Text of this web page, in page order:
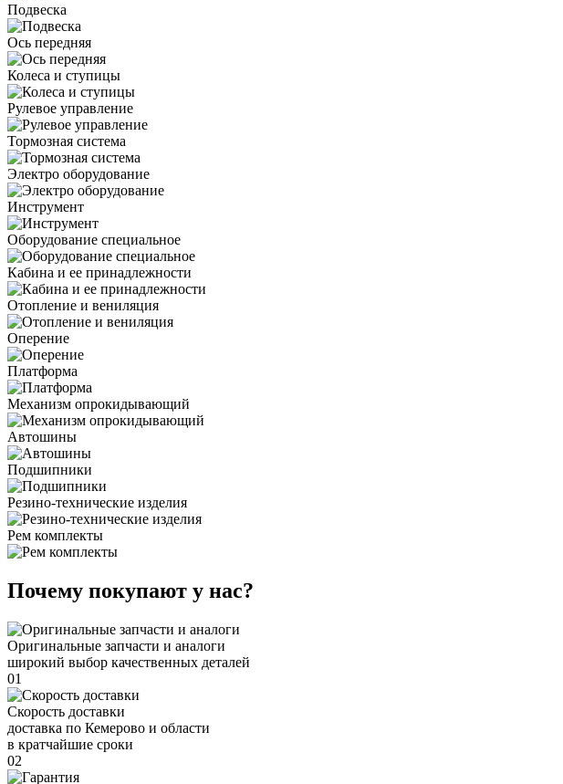
Подвеска
Ось передняя
Колеса и ступицы
Рулевое управление
Тормозная система
Электро оборудование
Инструмент
Оборудование специальное
Кабина и ее принадлежности
Отопление и вениляция
Оперение
Платформа
Механизм опрокидывающий
Автошины
Подшипники
Резино-технические изделия
Рем комплекты
Почему покупают у нас?
Оригинальные запчасти и аналоги
широкий выбор качественных деталей
01
Скорость доставки
доставка по Кемерово и области
в кратчайшие сроки
02